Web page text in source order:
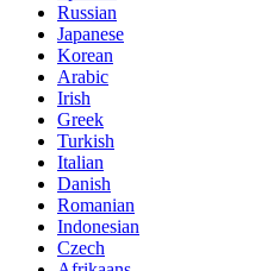
Russian
Japanese
Korean
Arabic
Irish
Greek
Turkish
Italian
Danish
Romanian
Indonesian
Czech